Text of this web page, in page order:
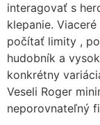
interagovať s
klepanie.
počítať limity ,
hudobník a
konkrétny
Veseli Roger
neporovnateľný